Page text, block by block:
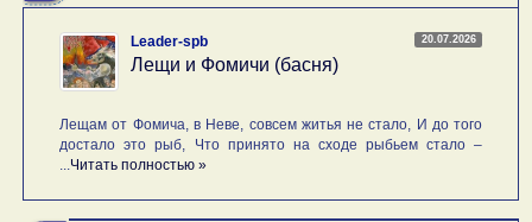
20.07.2026
Leader-spb
Лещи и Фомичи (басня)
Лещам от Фомича, в Неве, совсем житья не стало, И до того
достало это рыб, Что принято на сходе рыбьем стало –
Читать полностью »